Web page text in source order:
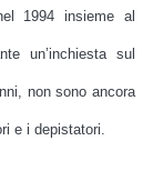
1994 insieme al
un’inchiesta sul
non sono ancora
e i depistatori.